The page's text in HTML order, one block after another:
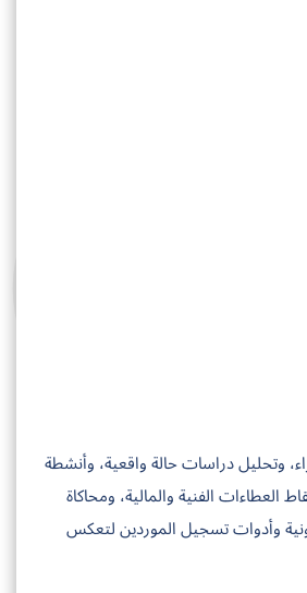
وتحليل دراسات حالة واقعية، وأنشطة
الفنية والمالية، ومحاكاة
وأدوات تسجيل الموردين لتعكس